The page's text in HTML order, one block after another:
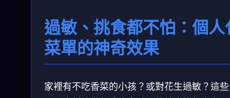
過敏、挑食都不怕：個人
菜單的神奇效果
家裡有不吃香菜的小孩？或對花生過敏？這